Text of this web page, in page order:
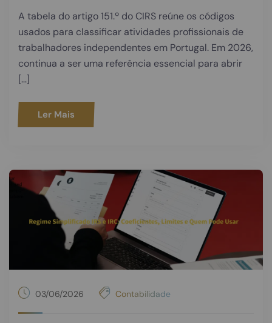
A tabela do artigo 151.º do CIRS reúne os códigos
usados para classificar atividades profissionais de
trabalhadores independentes em Portugal. Em 2026,
continua a ser uma referência essencial para abrir
[…]
Ler Mais
03/06/2026 Contabilidade